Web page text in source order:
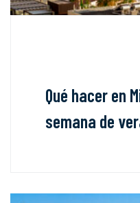
Qué hacer en
semana de